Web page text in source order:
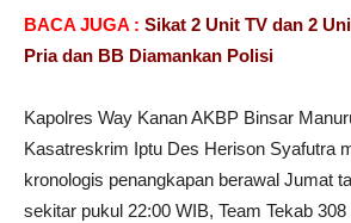
BACA JUGA : Sikat 2 Unit TV dan 2
Pria dan BB Diamankan Polisi
Kapolres Way Kanan AKBP Binsar
Kasatreskrim Iptu Des Herison Syafutra
kronologis penangkapan berawal Jumat
sekitar pukul 22:00 WIB, Team Tekab